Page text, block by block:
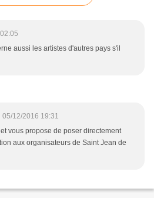
aussi les artistes d'autres pays s'il
05/12/2016 19:31
vous propose de poser directement
aux organisateurs de Saint Jean de